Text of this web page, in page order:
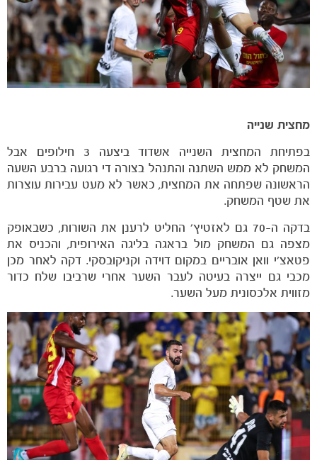
כרטיסים
מחצית שנייה
בפתיחת המחצית השנייה אשדוד ביצעה 3 חילופים אבל
המשחק לא ממש השתנה והתנהל בצורה די רגועה ברבע השעה
הראשונה שפתחה את המחצית, כאשר לא מעט עבירות עוצרות
את שטף המשחק.
בדקה ה-70 גם לאזטיץ' החליט לרענן את השורות, כשבאופק
מצפה גם המשחק מול בראגה בליגה האירופית, והכניס את
פטאצ'י וואן אובריים במקום דוידה וקניקובסקי. דקה לאחר מכן
מכבי גם ייצרה בעיטה לעבר השער אחרי שרביבו שלח כדור
מזווית אלכסונית מעל השער.